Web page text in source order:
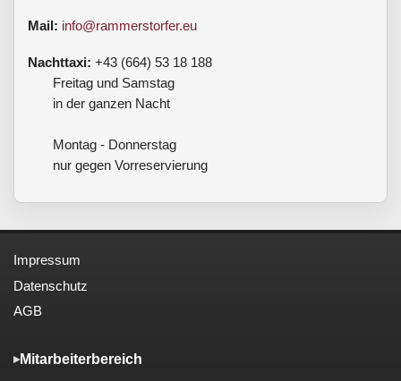
Mail: info@rammerstorfer.eu
Nachttaxi: +43 (664) 53 18 188
Freitag und Samstag
in der ganzen Nacht
Montag - Donnerstag
nur gegen Vorreservierung
Impressum
Datenschutz
AGB
Mitarbeiterbereich